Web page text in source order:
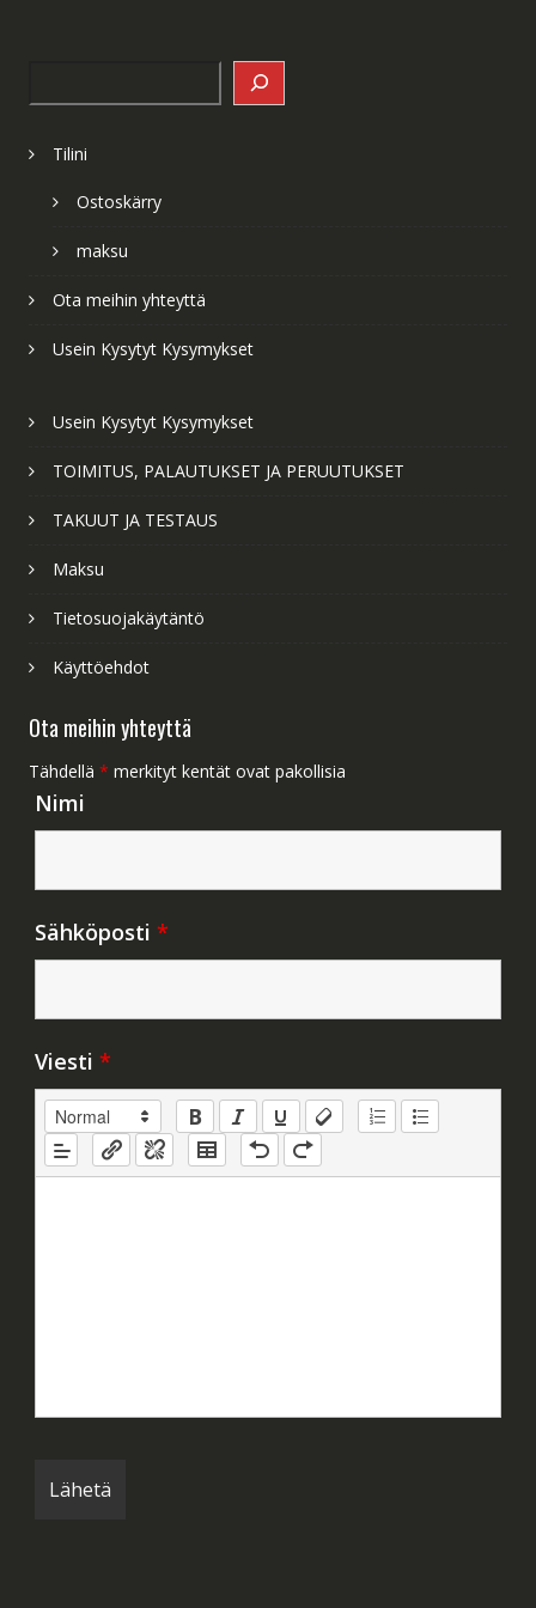
Tilini
Ostoskärry
maksu
Ota meihin yhteyttä
Usein Kysytyt Kysymykset
Usein Kysytyt Kysymykset
TOIMITUS, PALAUTUKSET JA PERUUTUKSET
TAKUUT JA TESTAUS
Maksu
Tietosuojakäytäntö
Käyttöehdot
Ota meihin yhteyttä
Tähdellä * merkityt kentät ovat pakollisia
Nimi
Sähköposti *
Viesti *